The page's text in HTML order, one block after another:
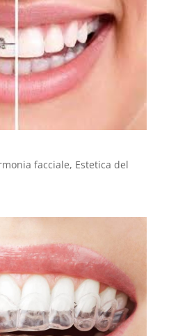
facciale, Estetica del